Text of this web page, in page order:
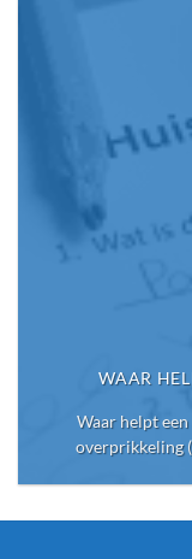
WAAR
Waar helpt
overprikkeling